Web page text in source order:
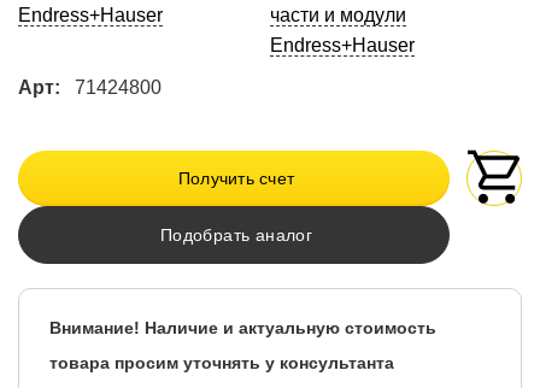
Endress+Hauser
части и модули
Endress+Hauser
Арт: 71424800
Получить счет
Подобрать аналог
Внимание! Наличие и актуальную стоимость
товара просим уточнять у консультанта